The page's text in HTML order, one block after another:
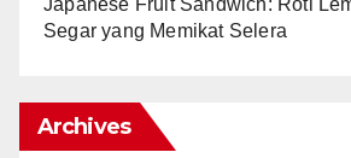
Japanese Fruit Sandwich: Roti
Segar yang Memikat Selera
Archives